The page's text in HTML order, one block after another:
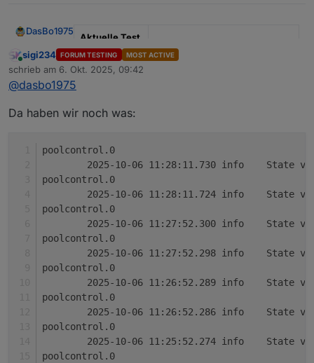
DasBo1975
Aktuelle Test
Version
1.4.1
Veröffentlichu
Github Link
Der Adapter
ioBroker.poolcontrol dient zur
Steuerung und Überwachung von Poolanlagen.
Zu den Funktionen gehören:
Pumpensteuerung (Automatik, Manuell,
Zeitsteuerung, Aus) inkl. Frost- und
Überhitzungsschutz
Temperaturverwaltung mit bis zu 6 Sensoren,
Min/Max, Deltas und Änderungsraten
Solarsteuerung mit Hysterese und
Warnschwellen
Zeitsteuerung mit bis zu 3 konfigurierbaren
Zeitfenstern
Laufzeit- und Umwälzberechnung
Verbrauchs- und Kostenanalyse über
externen kWh-Zähler
Sprachausgabe über Alexa oder Telegram
Changelog (Auszug)
0.0.7 – Help-Datei ( help.md ) und erste
README-Version hinzugefügt
0.0.6 – Verbrauchs- und Kostenberechnung
mit externem kWh-Zähler
0.0.5 – Sprachausgabe über Alexa und
Telegram
Online
sigi234 FORUM TESTING MOST ACTIVE
schrieb am 6. Okt. 2025, 09:42
zuletzt editiert von
@dasbo1975
Da haben wir noch was:
poolcontrol.0
2025-10-06
poolcontrol.0
2025-10-06
poolcontrol.0
2025-10-06
poolcontrol.0
2025-10-06
poolcontrol.0
2025-10-06
poolcontrol.0
2025-10-06
poolcontrol.0
2025-10-06
poolcontrol.0